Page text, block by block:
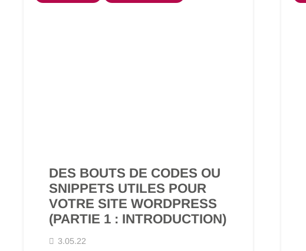
DES BOUTS DE CODES OU
SNIPPETS UTILES POUR
VOTRE SITE WORDPRESS
(PARTIE 1 : INTRODUCTION)
3.05.22